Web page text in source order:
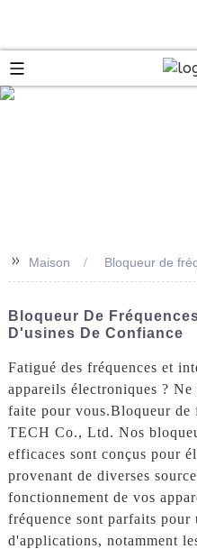
>> Maison Bloqueur de
Bloqueur De
D'usines De Confiance
Fatigué des fréquences et
appareils électroniques ?
faite pour vous.Bloqueur de
TECH Co., Ltd. Nos
efficaces sont conçus pour
provenant de diverses
fonctionnement de vos
fréquence sont parfaits pour
d'applications, notamment